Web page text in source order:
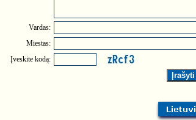
Vardas:
Miestas:
Įveskite kodą: